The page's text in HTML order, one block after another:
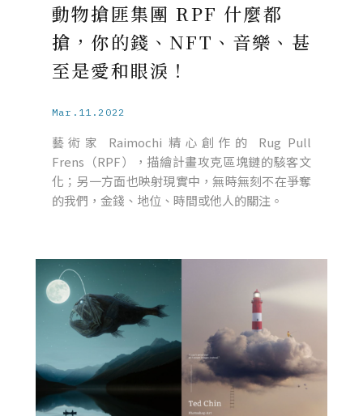
動物搶匪集團 RPF 什麼都
搶，你的錢、NFT、音樂、甚
至是愛和眼淚！
Mar.11.2022
藝術家 Raimochi 精心創作的 Rug Pull
Frens（RPF），描繪計畫攻克區塊鏈的駭客文
化；另一方面也映射現實中，無時無刻不在爭奪
的我們，金錢、地位、時間或他人的關注。